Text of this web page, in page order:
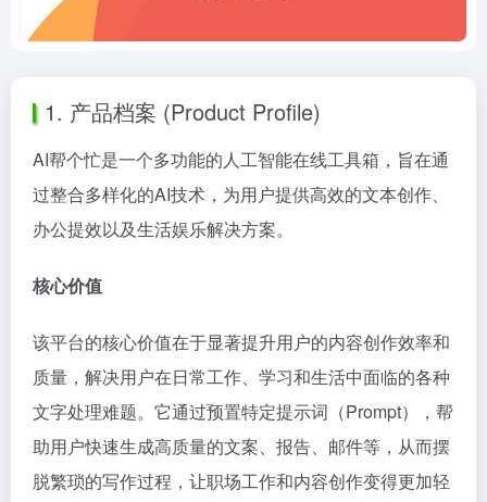
1. 产品档案 (Product Profile)
AI帮个忙是一个多功能的人工智能在线工具箱，旨在通
过整合多样化的AI技术，为用户提供高效的文本创作、
办公提效以及生活娱乐解决方案。
核心价值
该平台的核心价值在于显著提升用户的内容创作效率和
质量，解决用户在日常工作、学习和生活中面临的各种
文字处理难题。它通过预置特定提示词（Prompt），帮
助用户快速生成高质量的文案、报告、邮件等，从而摆
脱繁琐的写作过程，让职场工作和内容创作变得更加轻